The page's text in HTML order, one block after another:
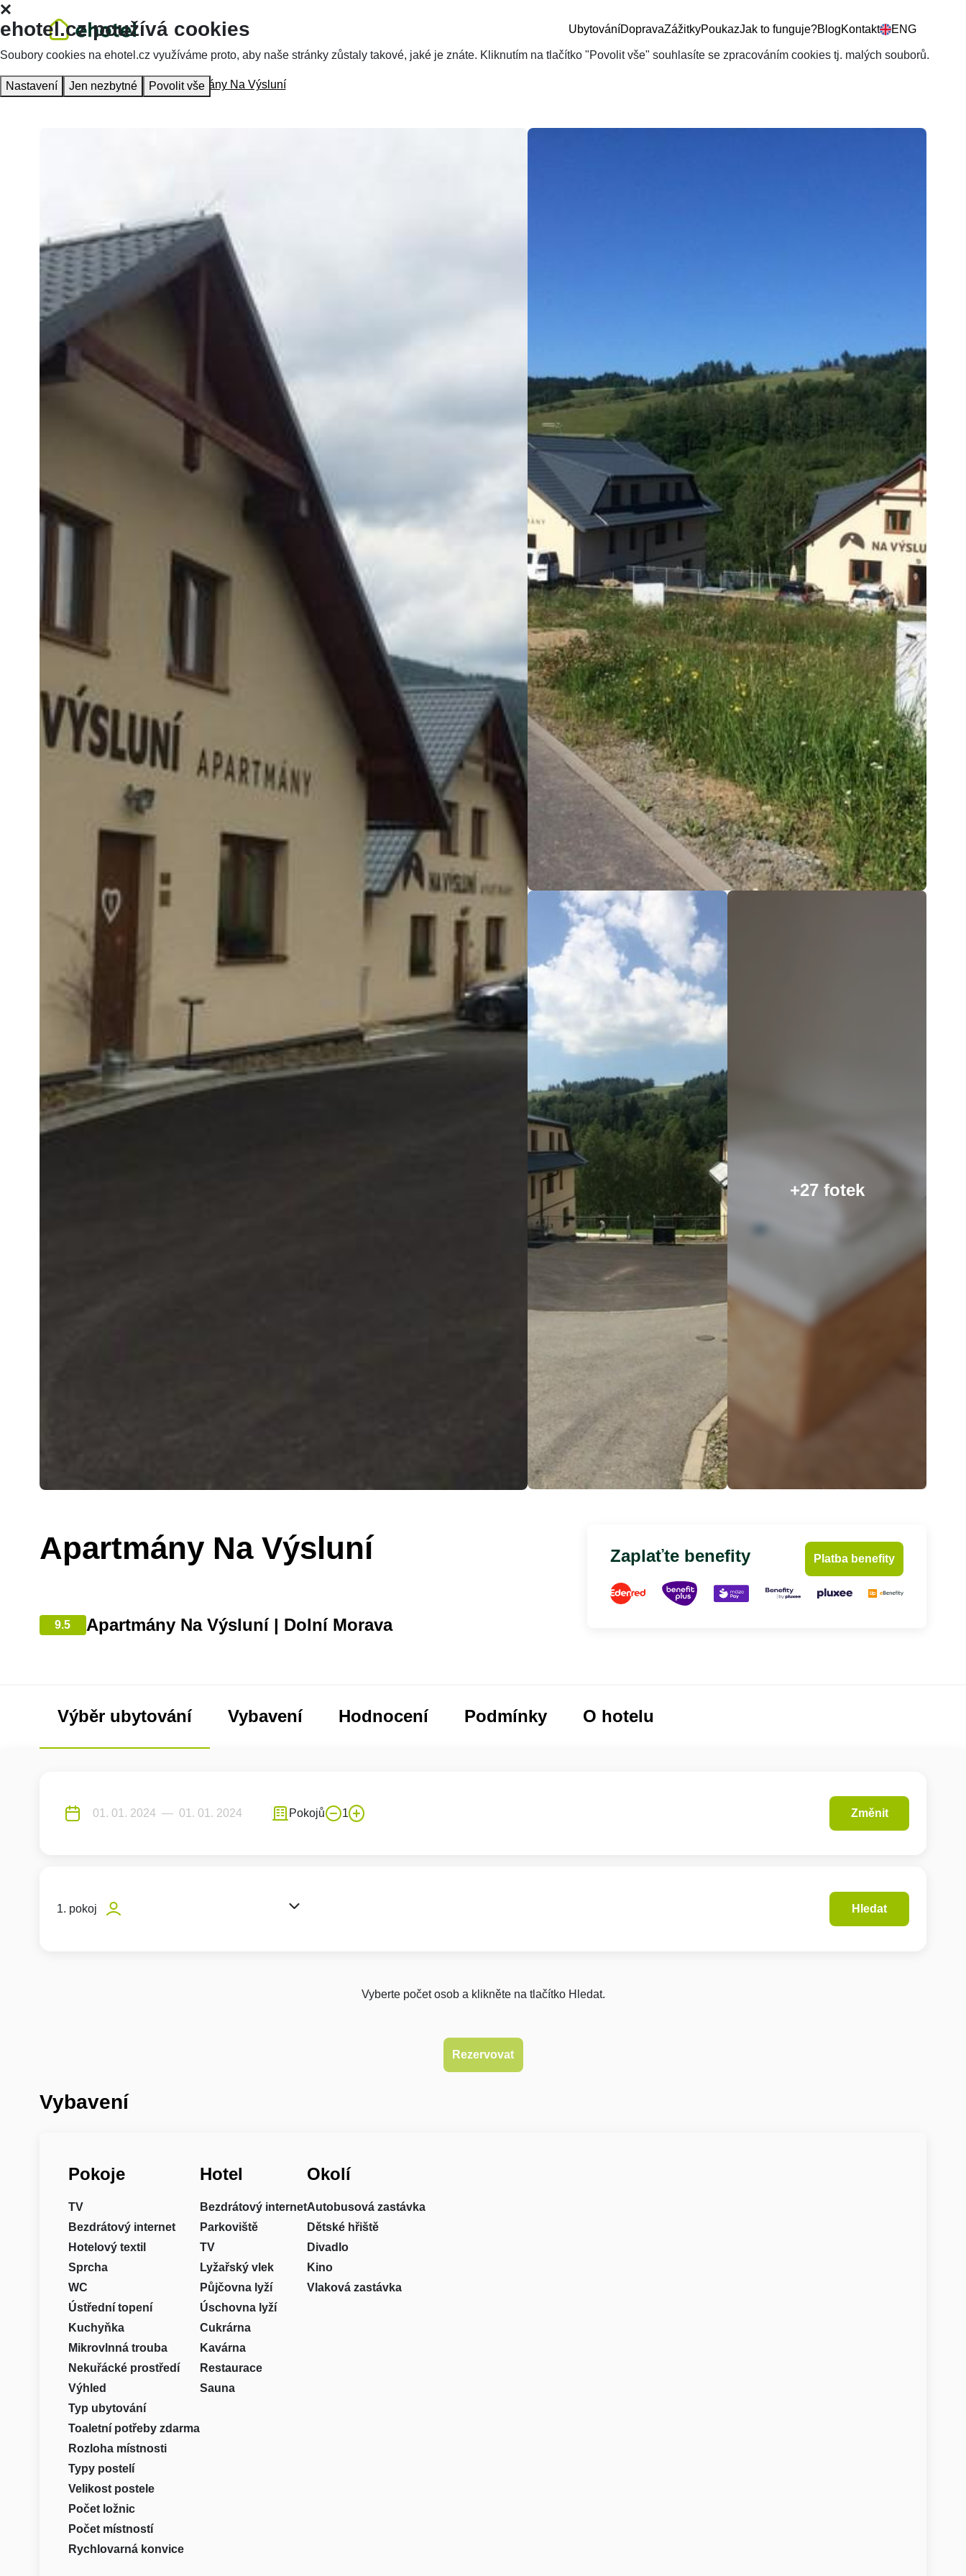
UbytováníDopravaZážitkyPoukazJak to funguje?BlogKontakt ENG
Hlavní stránka Ubytování Apartmány Na Výsluní
+27 fotek
Apartmány Na Výsluní
9.5 Apartmány Na Výsluní | Dolní Morava
Zaplaťte benefity Platba benefity
Výběr ubytování Vybavení Hodnocení Podmínky O hotelu
Pokojů 1 Změnit
1. pokoj Hledat
Vyberte počet osob a klikněte na tlačítko Hledat.
Vybavení
Pokoje
TV
Bezdrátový internet
Hotelový textil
Sprcha
WC
Ústřední topení
Kuchyňka
Mikrovlnná trouba
Nekuřácké prostředí
Výhled
Typ ubytování
Toaletní potřeby zdarma
Rozloha místnosti
Typy postelí
Velikost postele
Počet ložnic
Počet místností
Rychlovarná konvice
Hotel
Bezdrátový internet
Parkoviště
TV
Lyžařský vlek
Půjčovna lyží
Úschovna lyží
Cukrárna
Kavárna
Restaurace
Sauna
Okolí
Autobusová zastávka
Dětské hřiště
Divadlo
Kino
Vlaková zastávka
ehotel.cz používá cookies
Soubory cookies na ehotel.cz využíváme proto, aby naše stránky zůstaly takové, jaké je znáte. Kliknutím na tlačítko "Povolit vše" souhlasíte se zpracováním cookies tj. malých souborů.
Nastavení Jen nezbytné Povolit vše